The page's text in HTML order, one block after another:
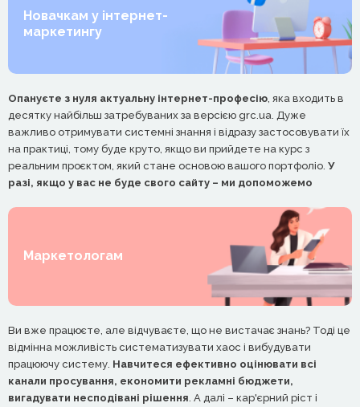
Новачкам у інтернет-
маркетингу
Опануєте з нуля актуальну інтернет-професію , яка входить в
десятку найбільш затребуваних за версією grc.ua. Дуже
важливо отримувати системні знання і відразу застосовувати їх
на практиці, тому буде круто, якщо ви прийдете на курс з
реальним проєктом, який стане основою вашого портфоліо. У
разі, якщо у вас не буде свого сайту – ми допоможемо
Маркетологам
Ви вже працюєте, але відчуваєте, що не вистачає знань? Тоді це
відмінна можливість систематизувати хаос і вибудувати
працюючу систему. Навчитеся ефективно оцінювати всі
канали просування, економити рекламні бюджети,
вигадувати несподівані рішення . А далі – кар'єрний ріст і